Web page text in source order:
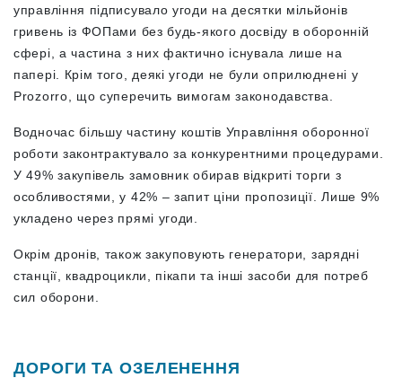
управління підписувало угоди на десятки мільйонів
гривень із ФОПами без будь-якого досвіду в оборонній
сфері, а частина з них фактично існувала лише на
папері. Крім того, деякі угоди не були оприлюднені у
Prozorro, що суперечить вимогам законодавства.
Водночас більшу частину коштів Управління оборонної
роботи законтрактувало за конкурентними процедурами.
У 49% закупівель замовник обирав відкриті торги з
особливостями, у 42% – запит ціни пропозиції. Лише 9%
укладено через прямі угоди.
Окрім дронів, також закуповують генератори, зарядні
станції, квадроцикли, пікапи та інші засоби для потреб
сил оборони.
ДОРОГИ ТА ОЗЕЛЕНЕННЯ